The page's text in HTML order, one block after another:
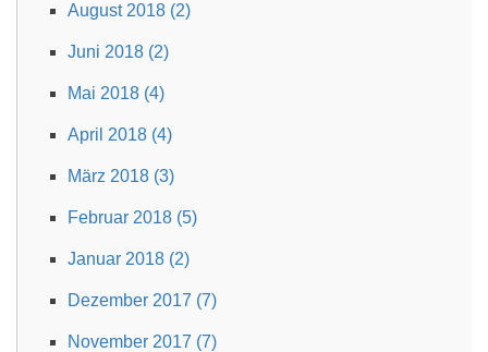
August 2018 (2)
Juni 2018 (2)
Mai 2018 (4)
April 2018 (4)
März 2018 (3)
Februar 2018 (5)
Januar 2018 (2)
Dezember 2017 (7)
November 2017 (7)